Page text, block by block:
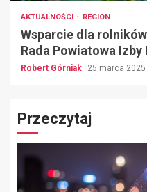
AKTUALNOŚCI REGION
Wsparcie dla
Rada Powiatowa
Robert Górniak 25 marca 2025
Przeczytaj